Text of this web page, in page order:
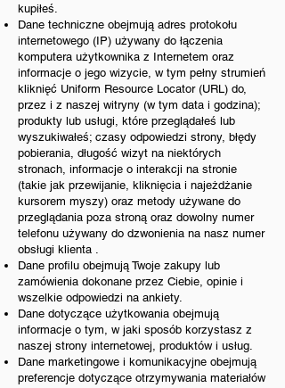
kupiłeś.
Dane techniczne obejmują adres protokołu
internetowego (IP) używany do łączenia
komputera użytkownika z Internetem oraz
informacje o jego wizycie, w tym pełny strumień
kliknięć Uniform Resource Locator (URL) do,
przez i z naszej witryny (w tym data i godzina);
produkty lub usługi, które przeglądałeś lub
wyszukiwałeś; czasy odpowiedzi strony, błędy
pobierania, długość wizyt na niektórych
stronach, informacje o interakcji na stronie
(takie jak przewijanie, kliknięcia i najeżdżanie
kursorem myszy) oraz metody używane do
przeglądania poza stroną oraz dowolny numer
telefonu używany do dzwonienia na nasz numer
obsługi klienta .
Dane profilu obejmują Twoje zakupy lub
zamówienia dokonane przez Ciebie, opinie i
wszelkie odpowiedzi na ankiety.
Dane dotyczące użytkowania obejmują
informacje o tym, w jaki sposób korzystasz z
naszej strony internetowej, produktów i usług.
Dane marketingowe i komunikacyjne obejmują
preferencje dotyczące otrzymywania materiałów